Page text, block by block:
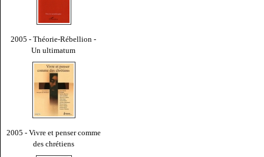
2005 - Théorie-Rébellion -
Un ultimatum
2005 - Vivre et penser comme
des chrétiens